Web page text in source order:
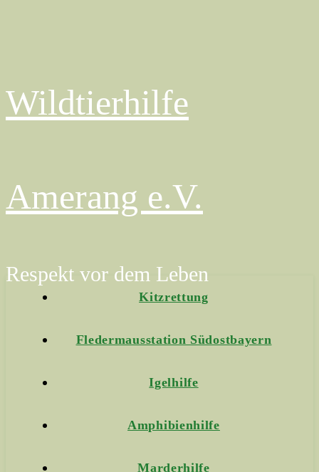
Wildtierhilfe
Amerang e.V.
Respekt vor dem Leben
Kitzrettung
Fledermausstation Südostbayern
Igelhilfe
Amphibienhilfe
Marderhilfe